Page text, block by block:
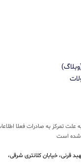
علت تمرکز به صادرات فعلا
شده است
قرنی، خیابان کلانتری شرقی،